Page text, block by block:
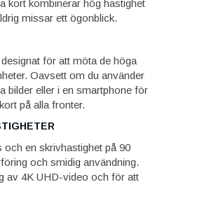
kort kombinerar hög hastighet
missar ett ögonblick.
för att möta de höga
Oavsett om du använder
bilder eller i en smartphone för
på alla fronter.
och en skrivhastighet på 90
och smidig användning.
av 4K UHD-video och för att